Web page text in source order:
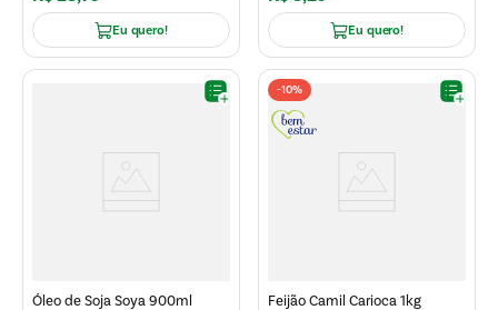
Eu quero! Eu quero!
Óleo de Soja Soya 900ml
-10%
Feijão Camil Carioca 1kg